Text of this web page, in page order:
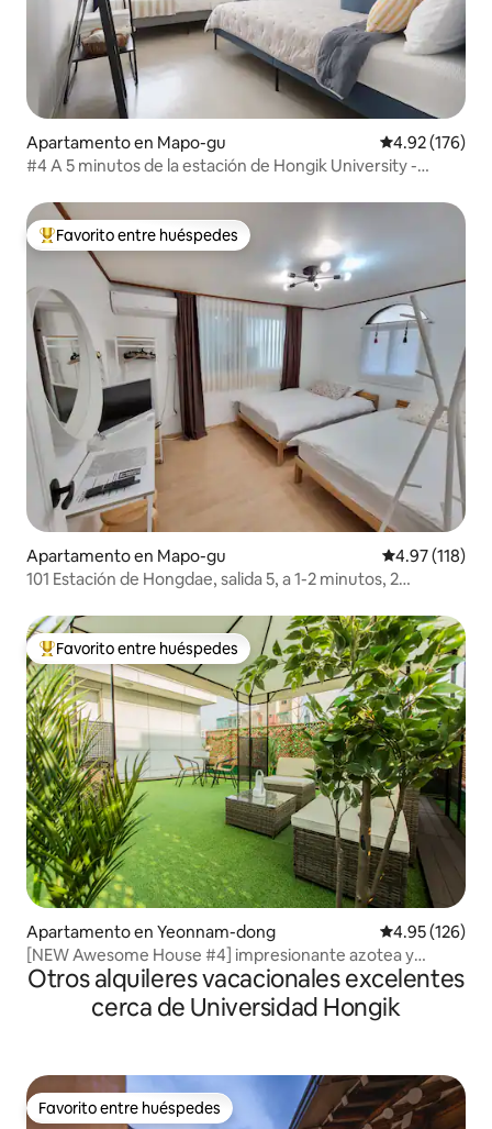
Apartamento en Mapo-gu Calificación
4.92 (176)
#4 A 5 minutos de la estación de Hongik University -
equipaje! Cama queen, cama individual
Favorito entre huéspedes preferido
Favorito entre huéspedes
Apartamento en Mapo-gu Calificación
4.97 (118)
101 Estación de Hongdae, salida 5, a 1-2 minutos, 2
Favorito entre huéspedes preferido
Favorito entre huéspedes
Apartamento en Yeonnam-dong Calificación
4.95 (126)
[NEW Awesome House #4] impresionante azotea y
APT/Hongdae
Otros alquileres vacacionales excelentes
cerca de Universidad Hongik
Favorito entre huéspedes
Favorito entre huéspedes